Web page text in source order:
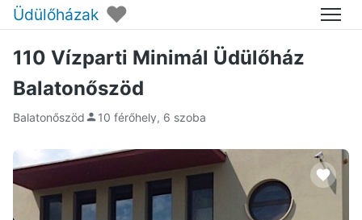
Üdülőházak ♥ Menü
110 Vízparti Minimál Üdülőház
Balatonőszöd
Balatonőszöd 10 férőhely, 6 szoba